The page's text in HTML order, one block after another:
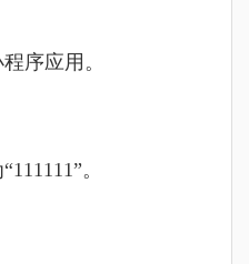
序应用。
。